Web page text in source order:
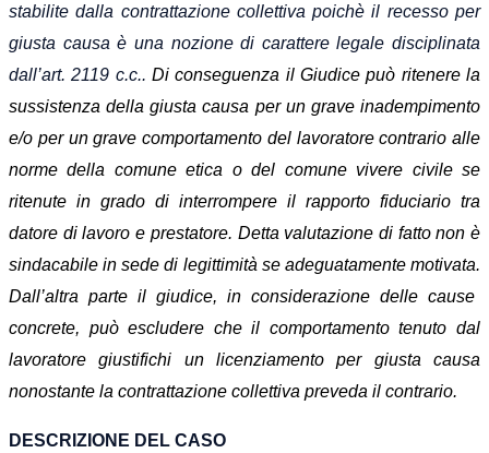
stabilite dalla contrattazione collettivapoichè il recesso per
giusta causaè una nozione di carattere legale disciplinata
dall’art. 2119 c.c.. Di conseguenza ilGiudice può ritenere la
sussistenza della giusta causa per un grave inadempimento
e/o per un grave comportamento del lavoratore contrario alle
norme della comune etica o del comune vivere civile se
ritenute in grado di interrompere il rapporto fiduciario tra
datore di lavoro e prestatore. Detta valutazione di fatto non è
sindacabile in sede di legittimità se adeguatamente motivata.
Dall’altra parte il giudice, in considerazione delle cause
concrete, può escludere che il comportamento tenuto dal
lavoratore giustifichi un licenziamento per giusta causa
nonostante la contrattazione collettiva preveda il contrario.
DESCRIZIONE DEL CASO